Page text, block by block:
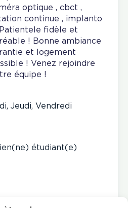
optique , cbct ,
continue , implanto
fidèle et
! Bonne ambiance
et logement
! Venez rejoindre
équipe !
Jeudi, Vendredi
étudiant(e)